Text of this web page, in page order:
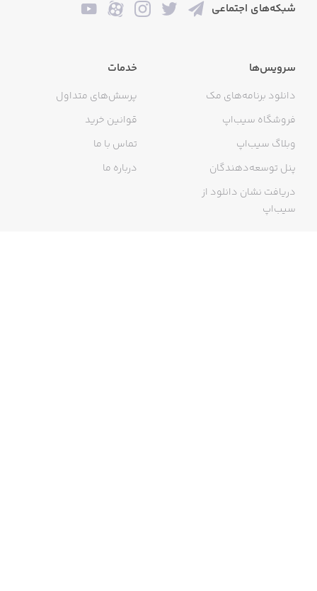
شبکه‌های اجتماعی
سرویس‌ها
دانلود برنامه‌های مک
فروشگاه سیب‌اپ
وبلاگ سیب‌اپ
پنل توسعه‌دهندگان
دریافت نشان دانلود از
سیب‌اپ
خدمات
پرسش‌های متداول
قوانین خرید
تماس با ما
درباره ما